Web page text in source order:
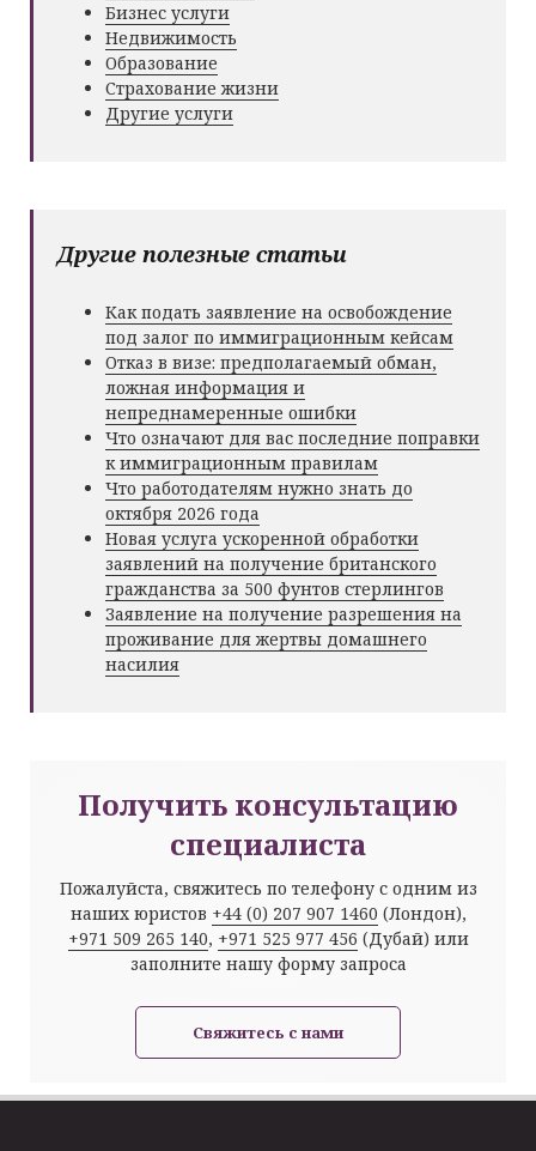
Бизнес услуги
Недвижимость
Образование
Страхование жизни
Другие услуги
Другие полезные статьи
Как подать заявление на освобождение
под залог по иммиграционным кейсам
Отказ в визе: предполагаемый обман,
ложная информация и
непреднамеренные ошибки
Что означают для вас последние поправки
к иммиграционным правилам
Что работодателям нужно знать до
октября 2026 года
Новая услуга ускоренной обработки
заявлений на получение британского
гражданства за 500 фунтов стерлингов
Заявление на получение разрешения на
проживание для жертвы домашнего
насилия
Получить консультацию
специалиста
Пожалуйста, свяжитесь по телефону с одним из
наших юристов +44 (0) 207 907 1460 (Лондон),
+971 509 265 140, +971 525 977 456 (Дубай) или
заполните нашу форму запроса
Свяжитесь с нами